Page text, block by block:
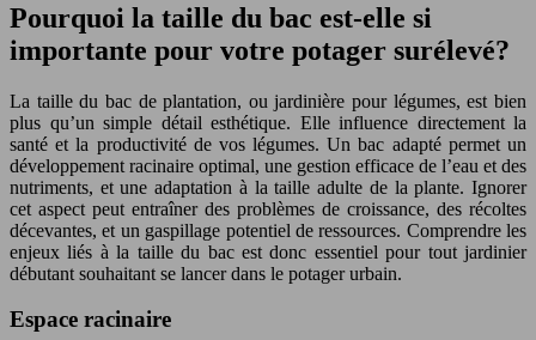
Pourquoi la taille du bac est-elle si
importante pour votre potager surélevé?
La taille du bac de plantation, ou jardinière pour légumes, est bien
plus qu’un simple détail esthétique. Elle influence directement la
santé et la productivité de vos légumes. Un bac adapté permet un
développement racinaire optimal, une gestion efficace de l’eau et des
nutriments, et une adaptation à la taille adulte de la plante. Ignorer
cet aspect peut entraîner des problèmes de croissance, des récoltes
décevantes, et un gaspillage potentiel de ressources. Comprendre les
enjeux liés à la taille du bac est donc essentiel pour tout jardinier
débutant souhaitant se lancer dans le potager urbain.
Espace racinaire